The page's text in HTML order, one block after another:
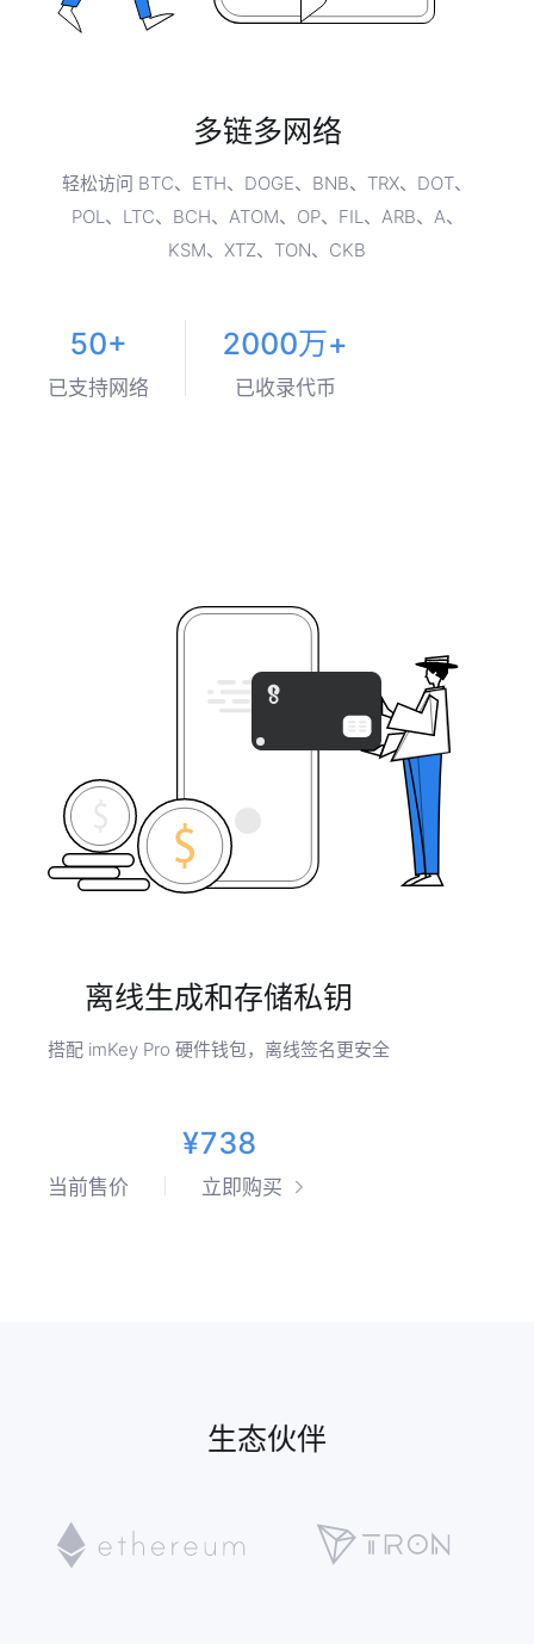
多链多网络
轻松访问 BTC、ETH、DOGE、BNB、TRX、DOT、
POL、LTC、BCH、ATOM、OP、FIL、ARB、A、
KSM、XTZ、TON、CKB
50+
已支持网络
2000万+
已收录代币
离线生成和存储私钥
搭配 imKey Pro 硬件钱包，离线签名更安全
¥738
当前售价 立即购买
生态伙伴